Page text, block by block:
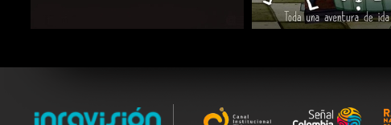
COMPARTIR